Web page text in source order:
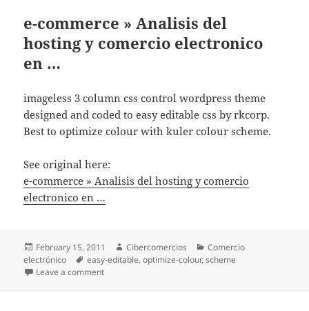
e-commerce » Analisis del
hosting y comercio electronico
en …
imageless 3 column css control wordpress theme
designed and coded to easy editable css by rkcorp.
Best to optimize colour with kuler colour scheme.
See original here:
e-commerce » Analisis del hosting y comercio
electronico en …
Posted
on
February 15, 2011 Author
Cibercomercios Categories
Comercio
electrónico
Tags
easy-editable,optimize-colour,scheme
Leave a comment